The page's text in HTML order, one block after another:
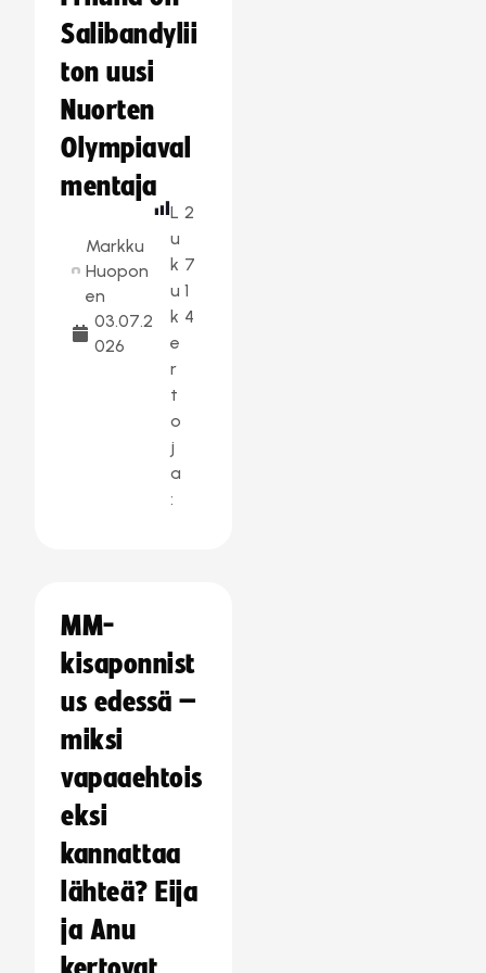
Salibandylii
ton uusi
Nuorten
Olympiaval
mentaja
Markku
Huopon
en
03.07.2
026
L
u
k
u
k
e
r
t
o
j
a
:
2
7
1
4
MM-
kisaponnist
us edessä –
miksi
vapaaehtois
eksi
kannattaa
lähteä? Eija
ja Anu